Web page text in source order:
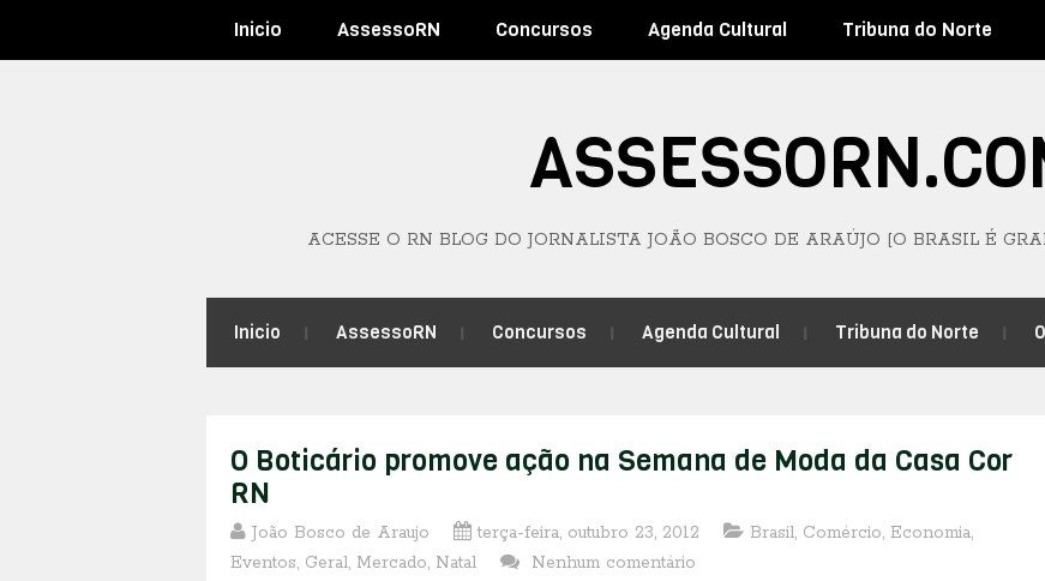
Inicio AssessoRN Concursos Agenda Cultural Tribuna do Norte
ACESSE O RN BLOG DO JORNALISTA JOÃO BOSCO DE ARAÚJO [O BRASIL É
Inicio AssessoRN Concursos Agenda Cultural Tribuna do Norte
O Boticário promove ação na Semana de Moda da Casa Cor
RN
João Bosco de Araujo terça-feira, outubro 23, 2012 Brasil, Comércio, Economia,
Eventos, Geral, Mercado, Natal Nenhum comentário